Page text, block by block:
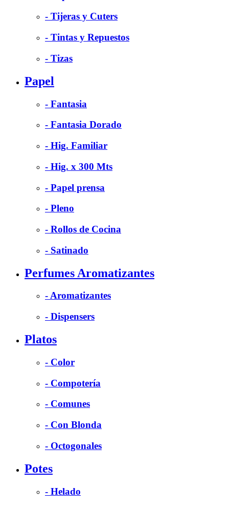
- Tijeras y Cuters
- Tintas y Repuestos
- Tizas
Papel
- Fantasia
- Fantasia Dorado
- Hig. Familiar
- Hig. x 300 Mts
- Papel prensa
- Pleno
- Rollos de Cocina
- Satinado
Perfumes Aromatizantes
- Aromatizantes
- Dispensers
Platos
- Color
- Compotería
- Comunes
- Con Blonda
- Octogonales
Potes
- Helado